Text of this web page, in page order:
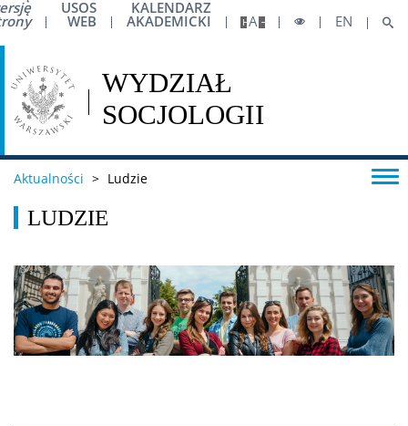
USOS
WEB
KALENDARZ
AKADEMICKI A EN
Aktualności > Ludzie
LUDZIE